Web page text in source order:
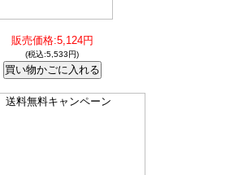
販売価格:5,124円
(税込:5,533円)